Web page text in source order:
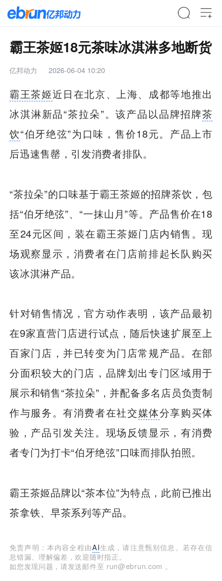
霸王茶姬18元茶味冰淇淋多地断货
亿邦动力 2026-06-04 10:20
霸王茶姬近日在北京、上海、成都等地推出
冰淇淋新品“茶拉朵”。该产品以品牌招牌茶
饮“伯牙绝弦”为口味，售价18元。产品上市
后迅速售罄，引发消费者排队。
“茶拉朵”的口味基于霸王茶姬的招牌茶饮，包
括“伯牙绝弦”、“一抹山月”等。产品售价在18
至24元区间，装在霸王茶姬门店内销售。现
场观察显示，消费者在门店前排起长队购买
该冰淇淋产品。
针对销售情况，官方动作表明，该产品最初
在9家直营门店进行试点，随后快速扩展至上
百家门店，并已转变为门店常规产品。在部
分面积较大的门店，品牌划出专门区域用于
展示和销售“茶拉朵”，并配备多名店员负责制
作与服务。有消费者在社交媒体分享购买体
验，产品引发关注。现场反馈显示，有消费
者专门为打卡“伯牙绝弦”口味而排队拍照。
霸王茶姬品牌以“茶本位”为特点，此前已推出
茶拿铁、早茶系列等产品。
免责声明：本内容全程由AI生成，请注意甄别信息。若存在信
息错漏、理解偏差，欢迎随时指正。
如您发现问题，请发送邮件至 run@ebrun.com 。